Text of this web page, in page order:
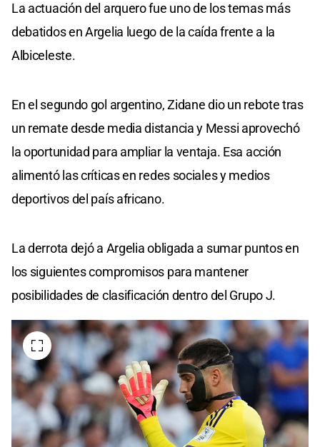
La actuación del arquero fue uno de los temas más
debatidos en Argelia luego de la caída frente a la
Albiceleste.
En el segundo gol argentino, Zidane dio un rebote tras
un remate desde media distancia y Messi aprovechó
la oportunidad para ampliar la ventaja. Esa acción
alimentó las críticas en redes sociales y medios
deportivos del país africano.
La derrota dejó a Argelia obligada a sumar puntos en
los siguientes compromisos para mantener
posibilidades de clasificación dentro del Grupo J.